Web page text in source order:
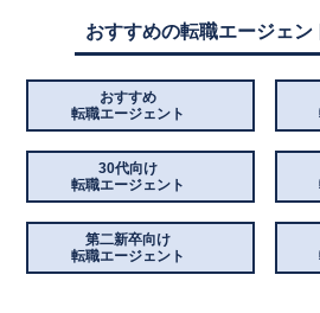
おすすめの転職エージェン
おすすめ
転職エージェント
30代向け
転職エージェント
第二新卒向け
転職エージェント